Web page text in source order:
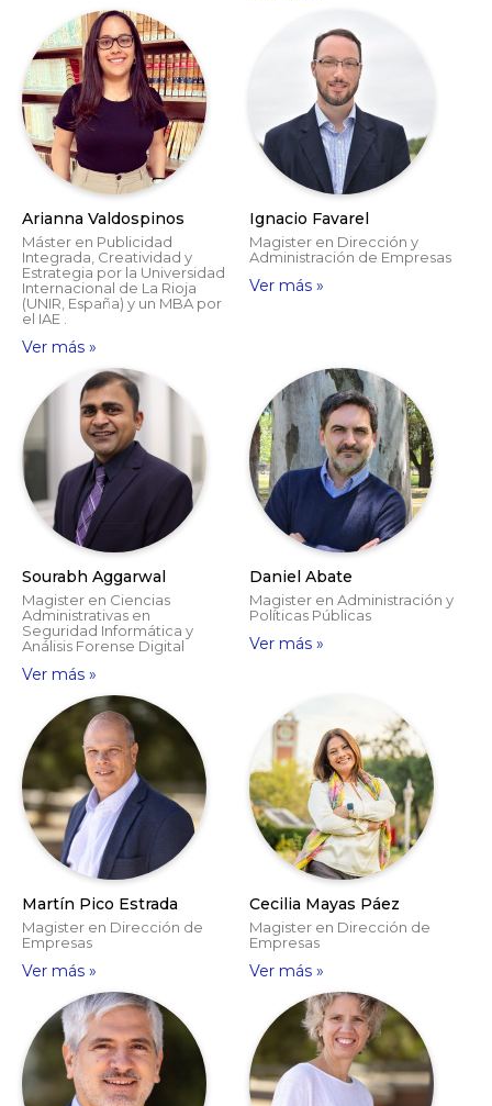
Arianna Valdospinos
Máster en Publicidad
Integrada, Creatividad y
Estrategia por la Universidad
Internacional de La Rioja
(UNIR, España) y un MBA por
el IAE .
Ver más »
Ignacio Favarel
Magister en Dirección y
Administración de Empresas
Ver más »
Sourabh Aggarwal
Magister en Ciencias
Administrativas en
Seguridad Informática y
Análisis Forense Digital
Ver más »
Daniel Abate
Magister en Administración y
Políticas Públicas
Ver más »
Martín Pico Estrada
Magister en Dirección de
Empresas
Ver más »
Cecilia Mayas Páez
Magister en Dirección de
Empresas
Ver más »